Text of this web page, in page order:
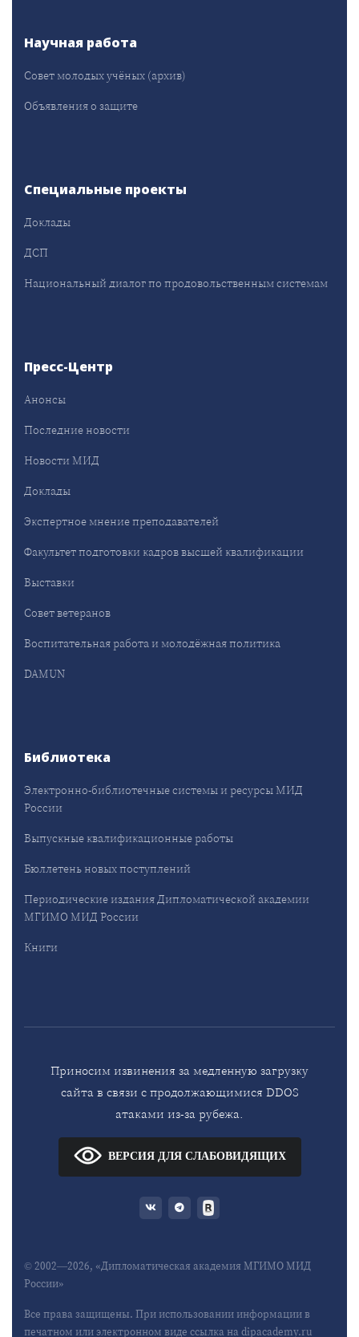
Научная работа
Совет молодых учёных (архив)
Объявления о защите
Специальные проекты
Доклады
ДСП
Национальный диалог по продовольственным системам
Пресс-Центр
Анонсы
Последние новости
Новости МИД
Доклады
Экспертное мнение преподавателей
Факультет подготовки кадров высшей квалификации
Выставки
Совет ветеранов
Воспитательная работа и молодёжная политика
DAMUN
Библиотека
Электронно-библиотечные системы и ресурсы МИД
России
Выпускные квалификационные работы
Бюллетень новых поступлений
Периодические издания Дипломатической академии
МГИМО МИД России
Книги
Приносим извинения за медленную загрузку
сайта в связи с продолжающимися DDOS
атаками из-за рубежа.
ВЕРСИЯ ДЛЯ СЛАБОВИДЯЩИХ
© 2002—2026, «Дипломатическая академия МГИМО МИД
России»
Все права защищены. При использовании информации в
печатном или электронном виде ссылка на dipacademy.ru